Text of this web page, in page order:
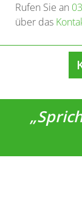
Rufen Sie an
über das